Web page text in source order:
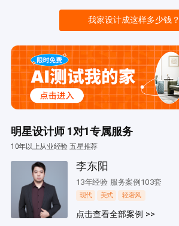
我家设计成这样多少钱？
明星设计师 1对1专属服务
10年以上从业经验 五星推荐
李东阳
13年经验 服务案例103套
现代 美式 轻奢风
点击查看全部案例 >>